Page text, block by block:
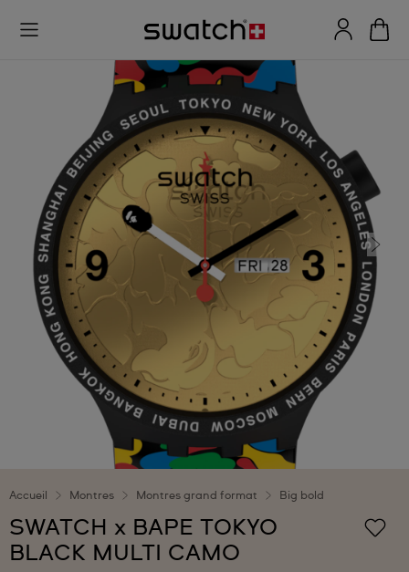
Accueil Montres Montres grand format Big bold
SWATCH x BAPE TOKYO
BLACK MULTI CAMO